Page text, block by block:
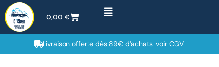
0,00 €
Livraison offerte dès 89€ d’achats, voir CGV